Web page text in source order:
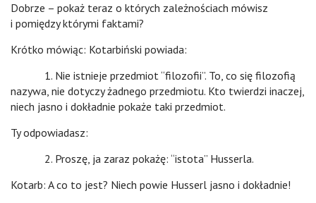
Dobrze – pokaż teraz o których zależnościach mówisz
i pomiędzy którymi faktami?
Krótko mówiąc: Kotarbiński powiada:
1. Nie istnieje przedmiot “filozofii”. To, co się filozofią
nazywa, nie dotyczy żadnego przedmiotu. Kto twierdzi inaczej,
niech jasno i dokładnie pokaże taki przedmiot.
Ty odpowiadasz:
2. Proszę, ja zaraz pokażę: “istota” Husserla.
Kotarb: A co to jest? Niech powie Husserl jasno i dokładnie!